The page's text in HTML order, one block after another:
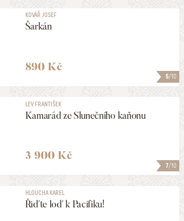
5/10
KOVÁŘ JOSEF
Šarkán
890 Kč
7/10
LEV FRANTIŠEK
Kamarád ze Slunečního kaňonu
3 900 Kč
HLOUCHA KAREL
Řiďte loď k Pacifiku!